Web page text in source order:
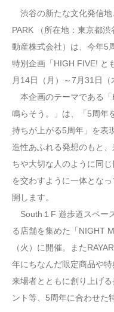
渋谷の新たな文化発信地
PARK （所在地：東京都
動産株式会社）は、今年5
特別企画「HIGH FIVE! と
月14日（月）～7月31日（
本企画のテーマである「
鳴らそう。」は、「5周年
持ちが上がる5周年」を表
造性あふれる発想のもと
ちや大切な人のように同
を交わすように一体とな
開します。
South１F 遊歩道スペー
る店舗を集めた「NIGHT
（火）に開催。また
年にちなんだ限定商品や
来場者とともに創り上げ
ント等、5周年に合わせた